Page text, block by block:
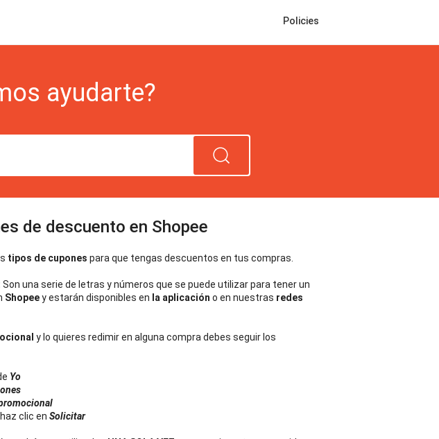
Policies
ayudarte?
de descuento en Shopee
tipos de cupones para que tengas descuentos en tus compras.
Son una serie de letras y números que se puede utilizar para tener un
Shopee y estarán disponibles en la aplicación o en nuestras redes
y lo quieres redimir en alguna compra debes seguir los
Yo
clic en Solicitar